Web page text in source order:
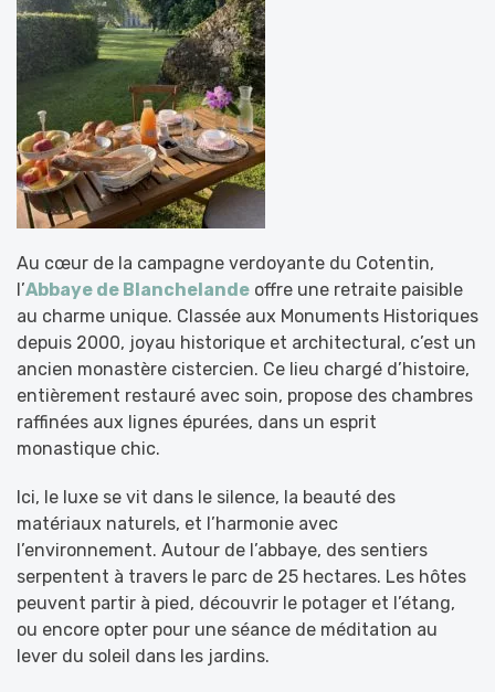
Au cœur de la campagne verdoyante du Cotentin,
l’Abbaye de Blanchelande offre une retraite paisible
au charme unique. Classée aux Monuments Historiques
depuis 2000, joyau historique et architectural, c’est un
ancien monastère cistercien. Ce lieu chargé d’histoire,
entièrement restauré avec soin, propose des chambres
raffinées aux lignes épurées, dans un esprit
monastique chic.
Ici, le luxe se vit dans le silence, la beauté des
matériaux naturels, et l’harmonie avec
l’environnement. Autour de l’abbaye, des sentiers
serpentent à travers le parc de 25 hectares. Les hôtes
peuvent partir à pied, découvrir le potager et l’étang,
ou encore opter pour une séance de méditation au
lever du soleil dans les jardins.